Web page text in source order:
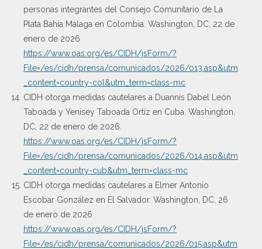
personas integrantes del Consejo Comunitario de La
Plata Bahía Málaga en Colombia. Washington, DC, 22 de
enero de 2026
https://www.oas.org/es/CIDH/jsForm/?
File=/es/cidh/prensa/comunicados/2026/013.asp&utm
_content=country-col&utm_term=class-mc
CIDH otorga medidas cautelares a Duannis Dabel León
Taboada y Yenisey Taboada Ortíz en Cuba. Washington,
DC, 22 de enero de 2026.
https://www.oas.org/es/CIDH/jsForm/?
File=/es/cidh/prensa/comunicados/2026/014.asp&utm
_content=country-cub&utm_term=class-mc
CIDH otorga medidas cautelares a Elmer Antonio
Escobar González en El Salvador. Washington, DC, 26
de enero de 2026
https://www.oas.org/es/CIDH/jsForm/?
File=/es/cidh/prensa/comunicados/2026/015.asp&utm